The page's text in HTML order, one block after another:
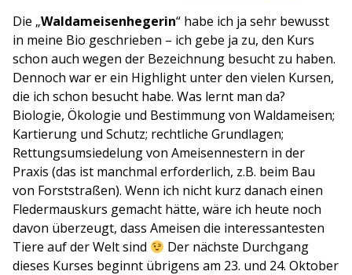
Die „Waldameisenhegerin“ habe ich ja sehr bewusst
in meine Bio geschrieben – ich gebe ja zu, den Kurs
schon auch wegen der Bezeichnung besucht zu haben.
Dennoch war er ein Highlight unter den vielen Kursen,
die ich schon besucht habe. Was lernt man da?
Biologie, Ökologie und Bestimmung von Waldameisen;
Kartierung und Schutz; rechtliche Grundlagen;
Rettungsumsiedelung von Ameisennestern in der
Praxis (das ist manchmal erforderlich, z.B. beim Bau
von Forststraßen). Wenn ich nicht kurz danach einen
Fledermauskurs gemacht hätte, wäre ich heute noch
davon überzeugt, dass Ameisen die interessantesten
Tiere auf der Welt sind
Der nächste Durchgang
dieses Kurses beginnt übrigens am 23. und 24. Oktober